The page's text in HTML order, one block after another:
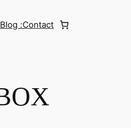
Blog :Contact